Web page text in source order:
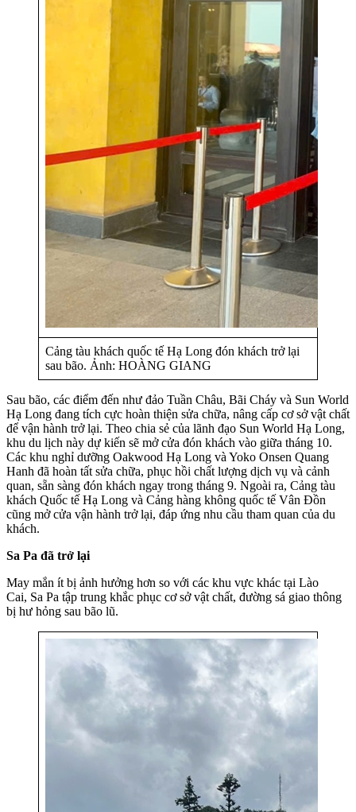
Cảng tàu khách quốc tế Hạ Long đón khách trở lại
sau bão. Ảnh: HOÀNG GIANG
Sau bão, các điểm đến như đảo Tuần Châu, Bãi Cháy và Sun World
Hạ Long đang tích cực hoàn thiện sửa chữa, nâng cấp cơ sở vật chất
để vận hành trở lại. Theo chia sẻ của lãnh đạo Sun World Hạ Long,
khu du lịch này dự kiến sẽ mở cửa đón khách vào giữa tháng 10.
Các khu nghỉ dưỡng Oakwood Hạ Long và Yoko Onsen Quang
Hanh đã hoàn tất sửa chữa, phục hồi chất lượng dịch vụ và cảnh
quan, sẵn sàng đón khách ngay trong tháng 9. Ngoài ra, Cảng tàu
khách Quốc tế Hạ Long và Cảng hàng không quốc tế Vân Đồn
cũng mở cửa vận hành trở lại, đáp ứng nhu cầu tham quan của du
khách.
Sa Pa đã trở lại
May mắn ít bị ảnh hưởng hơn so với các khu vực khác tại Lào
Cai, Sa Pa tập trung khắc phục cơ sở vật chất, đường sá giao thông
bị hư hỏng sau bão lũ.